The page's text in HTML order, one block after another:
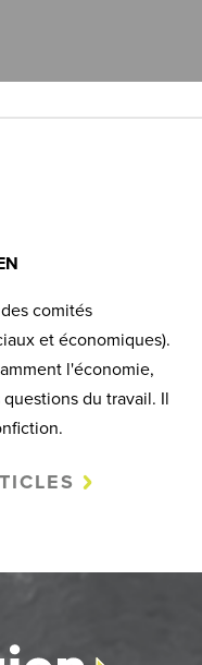
comités
et économiques).
l'économie,
du travail. Il